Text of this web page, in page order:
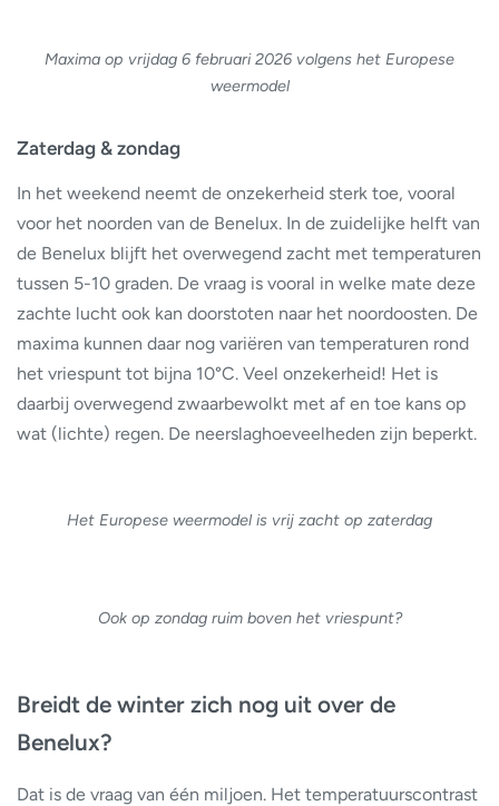
Maxima op vrijdag 6 februari 2026 volgens het Europese
weermodel
Zaterdag & zondag
In het weekend neemt de onzekerheid sterk toe, vooral
voor het noorden van de Benelux. In de zuidelijke helft van
de Benelux blijft het overwegend zacht met temperaturen
tussen 5-10 graden. De vraag is vooral in welke mate deze
zachte lucht ook kan doorstoten naar het noordoosten. De
maxima kunnen daar nog variëren van temperaturen rond
het vriespunt tot bijna 10°C. Veel onzekerheid! Het is
daarbij overwegend zwaarbewolkt met af en toe kans op
wat (lichte) regen. De neerslaghoeveelheden zijn beperkt.
Het Europese weermodel is vrij zacht op zaterdag
Ook op zondag ruim boven het vriespunt?
Breidt de winter zich nog uit over de
Benelux?
Dat is de vraag van één miljoen. Het temperatuurscontrast